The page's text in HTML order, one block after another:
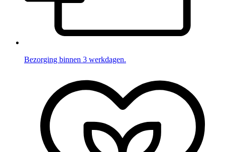
Bezorging binnen 3 werkdagen.